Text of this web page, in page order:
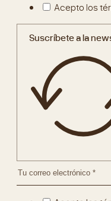
Acepto los
Suscríbete a la